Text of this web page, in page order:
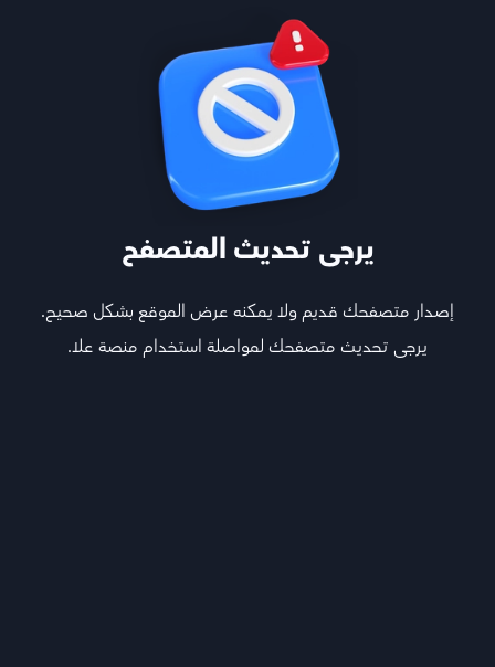
يرجى تحديث المتصفح
إصدار متصفحك قديم ولا يمكنه عرض الموقع بشكل صحيح.
يرجى تحديث متصفحك لمواصلة استخدام منصة علا.